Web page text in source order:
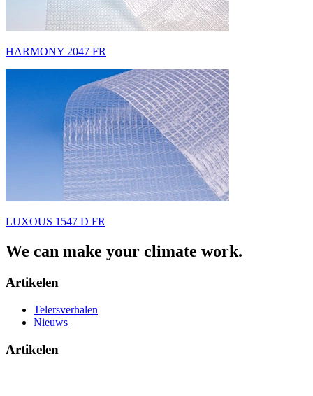
HARMONY 2047 FR
LUXOUS 1547 D FR
We can make your climate work.
Artikelen
Telersverhalen
Nieuws
Artikelen